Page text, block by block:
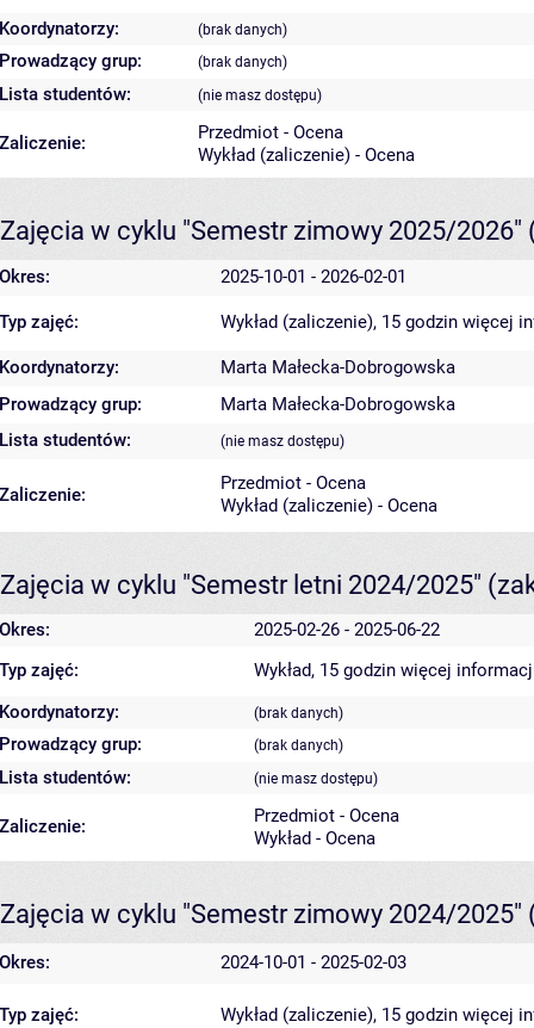
Koordynatorzy:
(brak danych)
Prowadzący grup: (brak danych)
Lista studentów: (nie masz dostępu)
Zaliczenie:
Przedmiot - Ocena
Wykład (zaliczenie) - Ocena
Zajęcia w cyklu "Semestr zimowy 2025/2026"
Okres: 2025-10-01 - 2026-02-01
Typ zajęć: Wykład (zaliczenie), 15 godzin więcej
Koordynatorzy:
Marta Małecka-Dobrogowska
Prowadzący grup:
Marta Małecka-Dobrogowska
Lista studentów:
(nie masz dostępu)
Zaliczenie:
Przedmiot - Ocena
Wykład (zaliczenie) - Ocena
Zajęcia w cyklu "Semestr letni 2024/2025"
Okres:
2025-02-26 - 2025-06-22
Typ zajęć:
Wykład, 15 godzin więcej
Koordynatorzy:
(brak danych)
Prowadzący grup: (brak danych)
Lista studentów: (nie masz dostępu)
Zaliczenie:
Przedmiot - Ocena
Wykład - Ocena
Zajęcia w cyklu "Semestr zimowy 2024/2025"
Okres: 2024-10-01 - 2025-02-03
Typ zajęć: Wykład (zaliczenie), 15 godzin więcej